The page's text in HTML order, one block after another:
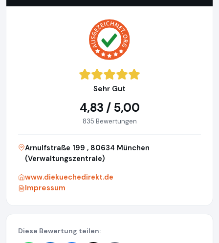
Sehr Gut
4,83 / 5,00
835 Bewertungen
Arnulfstraße 199 , 80634 München
(Verwaltungszentrale)
www.diekuechedirekt.de
Impressum
Diese Bewertung teilen: